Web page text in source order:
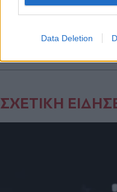
Data Deletion
ΣΧΕΤΙΚΗ